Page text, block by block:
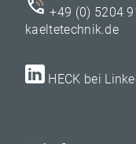
+49 (0) 5204
kaeltetechnik.de
HECK bei